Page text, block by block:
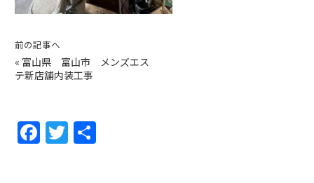
前の記事へ
« 富山県 富山市 メンズエス
テ新店舗内装工事
F T